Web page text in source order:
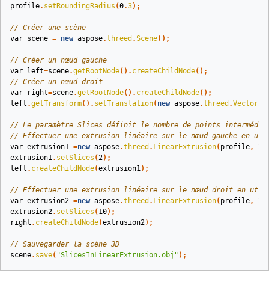
profile. setRoundingRadius (0.3);
// Créer une scène
var scene = new aspose.threed .Scene();
// Créer un nœud gauche
var
left=scene.getRootNode(). createChildNode();
// Créer un nœud droit
var
right=scene.getRootNode(). createChildNode();
left .getTransform(). setTranslation( new aspose.threed .Vector3
// Le paramètre Slices définit le nombre de points
// Effectuer une extrusion linéaire sur le nœud gauche en
var extrusion1 =new aspose.threed . LinearExtrusion( profile, 2
extrusion1. setSlices (2);
left . createChildNode(extrusion1);
// Effectuer une extrusion linéaire sur le nœud droit en
var extrusion2 =new aspose.threed . LinearExtrusion( profile, 2
extrusion2. setSlices ( 10);
right . createChildNode(extrusion2);
// Sauvegarder la scène 3D
scene. save( "SlicesInLinearExtrusion.obj" );